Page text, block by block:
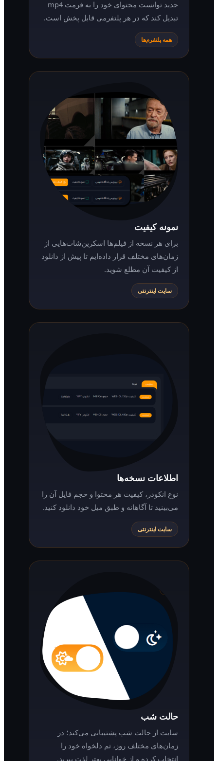
جدید توانست محتوای خود را به فرمت mp4
تبدیل کند که در هر پلتفرمی قابل پخش است.
همه پلتفرم‌ها
نمونه کیفیت
برای هر نسخه از فیلم‌ها اسکرین‌شات‌هایی از
زمان‌های مختلف قرار داده‌ایم تا پیش از دانلود
از کیفیت آن مطلع شوید.
سایت اینترنتی
اطلاعات نسخه‌ها
نوع انکودر، کیفیت هر محتوا و حجم فایل آن را
می‌بینید تا آگاهانه و طبق میل خود دانلود کنید.
سایت اینترنتی
حالت شب
سایت از حالت شب پشتیبانی می‌کند؛ در
زمان‌های مختلف روز، تم دلخواه خود را
انتخاب کرده و از خوانایی بهتر لذت ببرید.